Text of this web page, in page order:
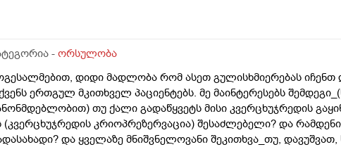
- ორსულობა
დიდი მადლობა რომ ასეთ გულისხმიერებას იჩენთ
ერთგულ მკითხველ პაციენტებს. მე მაინტერესებს
თუ ქალი გადაწყვეტს მისი კვერცხუჯრედის
(კვერცხუჯრედის კრიოპრეზერვაცია) შესაძლებელი? და
და ყველაზე მნიშვნელოვანი შეკითხვა_თუ,